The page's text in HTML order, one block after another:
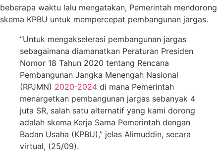
beberapa waktu lalu mengatakan, Pemerintah mendorong
skema KPBU untuk mempercepat pembangunan jargas.
“Untuk mengakselerasi pembangunan jargas
sebagaimana diamanatkan Peraturan Presiden
Nomor 18 Tahun 2020 tentang Rencana
Pembangunan Jangka Menengah Nasional
(RPJMN) 2020-2024 di mana Pemerintah
menargetkan pembangunan jargas sebanyak 4
juta SR, salah satu alternatif yang kami dorong
adalah skema Kerja Sama Pemerintah dengan
Badan Usaha (KPBU),” jelas Alimuddin, secara
virtual, (25/09).